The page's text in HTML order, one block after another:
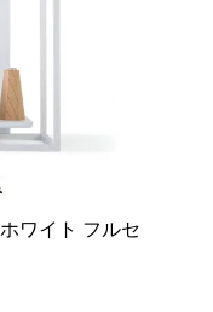
ワイト フルセ